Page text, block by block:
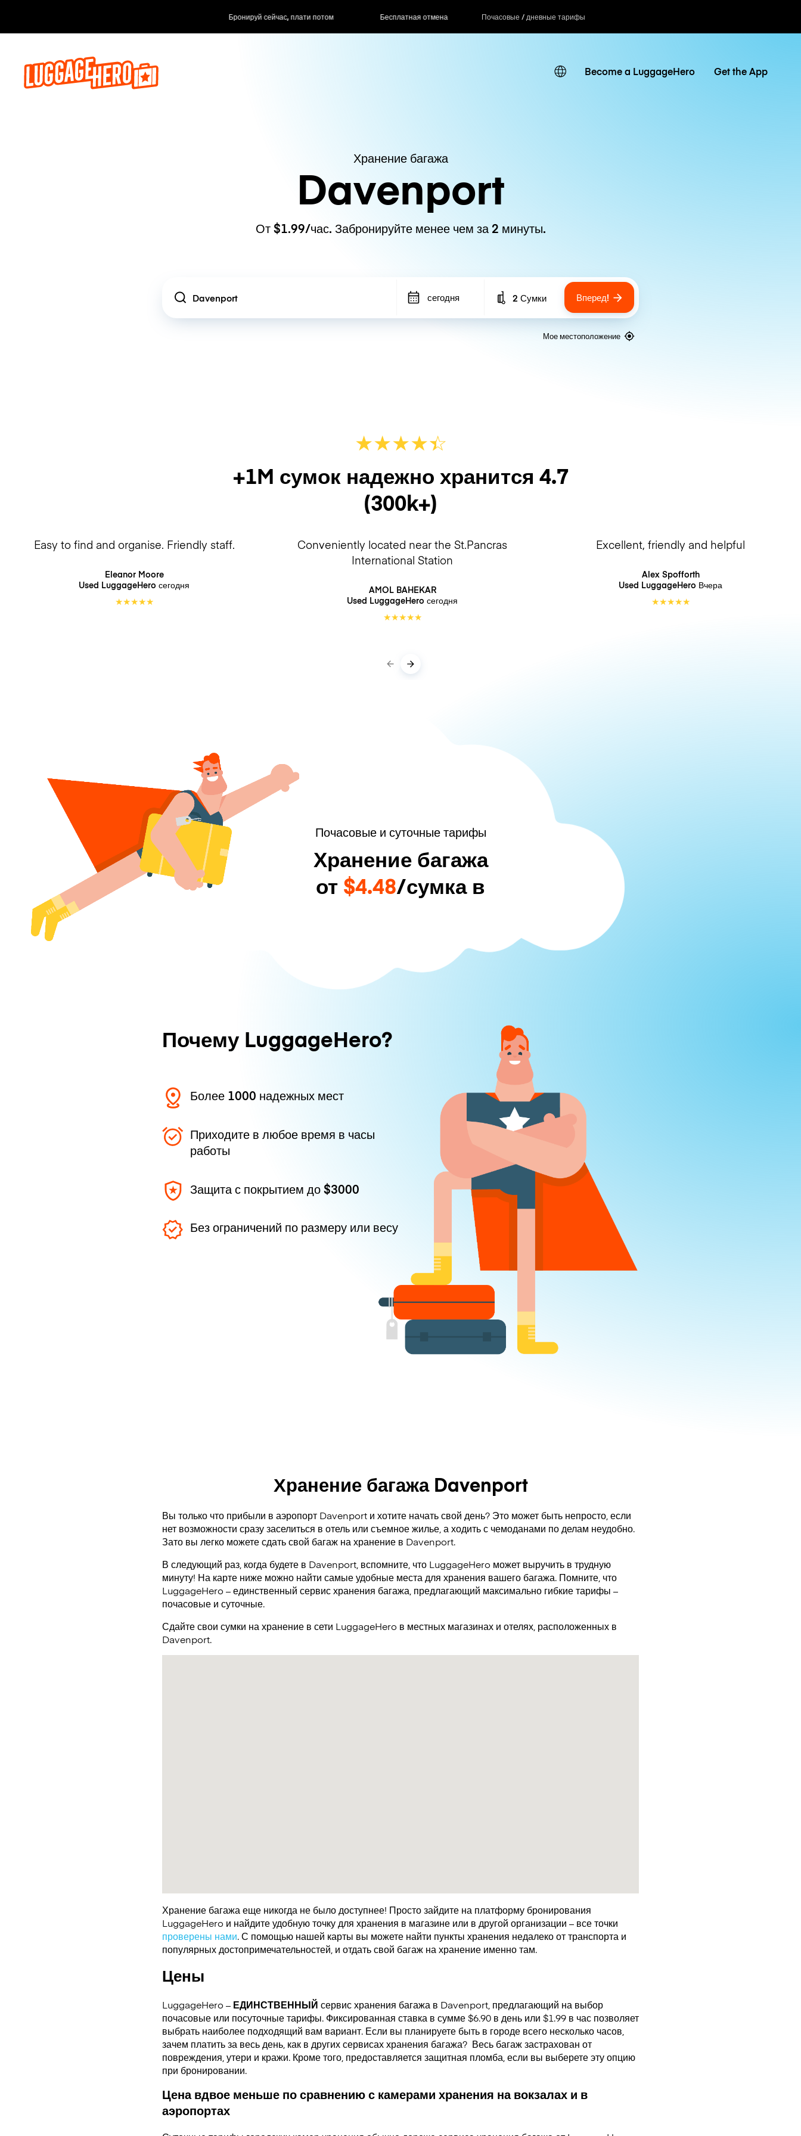
Бронируй сейчас, плати потом Бесплатная отмена Почасовые / дневные тарифы
Become a LuggageHero Get the App
Хранение багажа
Davenport
От $1.99/час. Забронируйте менее чем за 2 минуты.
Location сегодня Number of bags
2 Сумки Вперед!
Мое местоположение
★★★★☆
★
+1M сумок надежно хранится 4.7
(300k+)
Easy to find and organise. Friendly staff.
Eleanor Moore
Used LuggageHero сегодня
★★★★★
Conveniently located near the St.Pancras
International Station
AMOL BAHEKAR
Used LuggageHero сегодня
★★★★★
Excellent, friendly and helpful
Alex Spofforth
Used LuggageHero Вчера
★★★★★
Почасовые и суточные тарифы
Хранение багажа
от $4.48/сумка в
Почему LuggageHero?
Более 1000 надежных мест
Приходите в любое время в часы
работы
Защита с покрытием до$3000
Без ограничений по размеру или весу
Хранение багажа Davenport
Вы только что прибыли в аэропорт Davenport и хотите начать свой день? Это может быть непросто, если
нет возможности сразу заселиться в отель или съемное жилье, а ходить с чемоданами по делам неудобно.
Зато вы легко можете сдать свой багаж на хранение в Davenport.
В следующий раз, когда будете в Davenport, вспомните, что LuggageHero может выручить в трудную
минуту! На карте ниже можно найти самые удобные места для хранения вашего багажа. Помните, что
LuggageHero – единственный сервис хранения багажа, предлагающий максимально гибкие тарифы –
почасовые и суточные.
Сдайте свои сумки на хранение в сети LuggageHero в местных магазинах и отелях, расположенных в
Davenport.
Хранение багажа еще никогда не было доступнее! Просто зайдите на платформу бронирования
LuggageHero и найдите удобную точку для хранения в магазине или в другой организации – все точки
проверены нами. С помощью нашей карты вы можете найти пункты хранения недалеко от транспорта и
популярных достопримечательностей, и отдать свой багаж на хранение именно там.
Цены
LuggageHero – ЕДИНСТВЕННЫЙ сервис хранения багажа в Davenport, предлагающий на выбор
почасовые или посуточные тарифы. Фиксированная ставка в сумме $6.90 в день или $1.99 в час позволяет
выбрать наиболее подходящий вам вариант. Если вы планируете быть в городе всего несколько часов,
зачем платить за весь день, как в других сервисах хранения багажа? Весь багаж застрахован от
повреждения, утери и кражи. Кроме того, предоставляется защитная пломба, если вы выберете эту опцию
при бронировании.
Цена вдвое меньше по сравнению с камерами хранения на вокзалах и в
аэропортах